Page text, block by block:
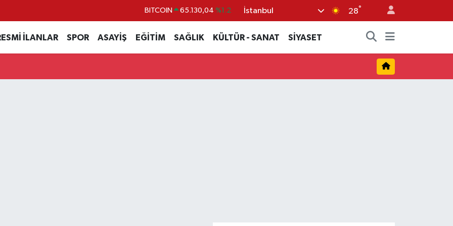
BITCOIN 65.130,04 %1.2 İstanbul 28°
İLANLAR SPOR ASAYİŞ EĞİTİM SAĞLIK KÜLTÜR - SANAT SİYASET